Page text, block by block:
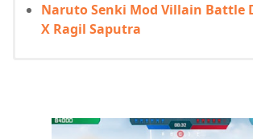
Naruto Senki Mod Villain Battle
X Ragil Saputra